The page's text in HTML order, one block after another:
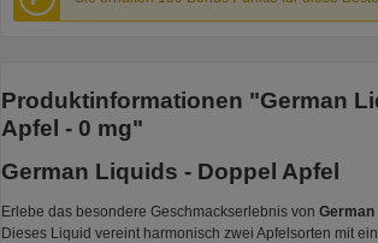
Produktinformationen "German
Apfel - 0 mg"
German Liquids - Doppel Apfel
Erlebe das besondere Geschmackserlebnis von German
Dieses Liquid vereint harmonisch zwei Apfelsorten mit